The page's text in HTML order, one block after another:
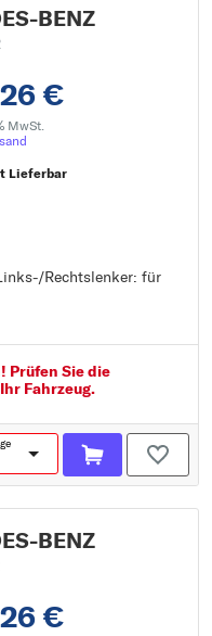
BENZ
€
MwSt.
Lieferbar
Rechtslenker: für
Prüfen Sie die
Fahrzeug.
BENZ
€